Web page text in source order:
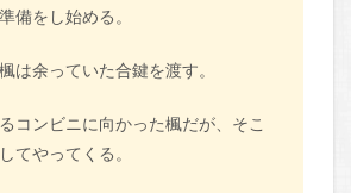
備をし始める。
は余っていた合鍵を渡す。
コンビニに向かった楓だが、そこ
てやってくる。